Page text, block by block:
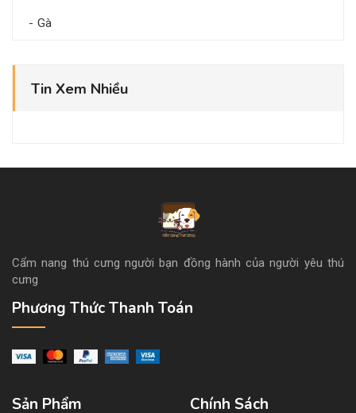
Gà
Tin Xem Nhiều
Cẩm nang thú cưng người bạn đồng hành của người yêu thú
cưng
Phương Thức Thanh Toán
Sản Phẩm Chính Sách